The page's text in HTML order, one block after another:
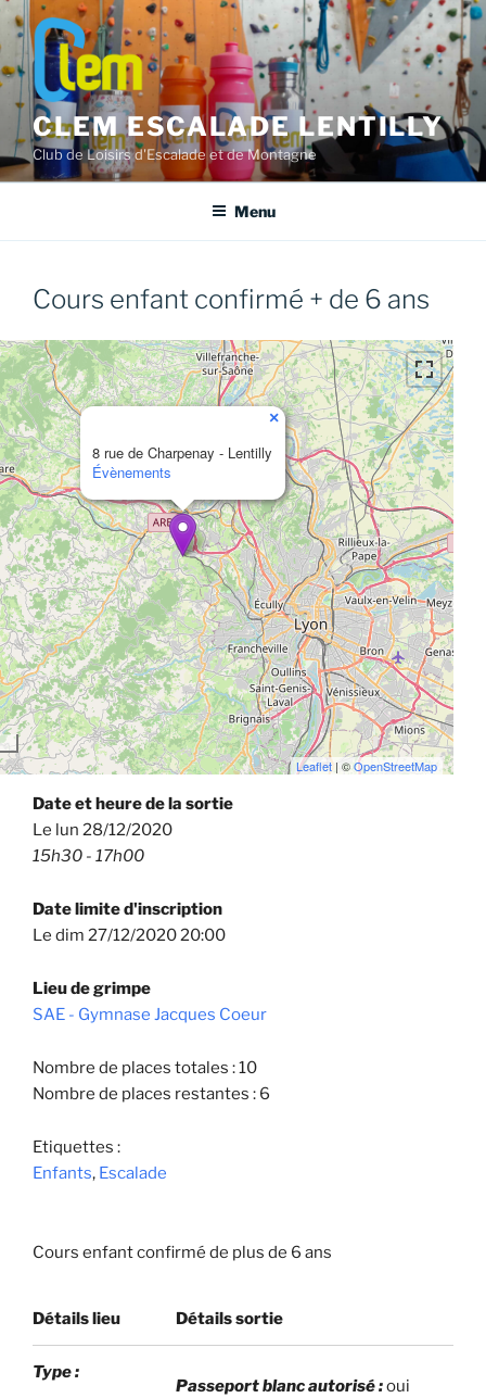
Aller
au
contenu
principal
CLEM ESCALADE LENTILLY
Club de Loisirs d'Escalade et de Montagne
Menu
Cours enfant confirmé + de 6 ans
8 rue de Charpenay - Lentilly
Évènements
×
Leaflet| ©OpenStreetMap
Date et heure de la sortie
Le lun 28/12/2020
15h30 - 17h00
Date limite d'inscription
Le dim 27/12/2020 20:00
Lieu de grimpe
SAE - Gymnase Jacques Coeur
Nombre de places totales : 10
Nombre de places restantes : 6
Etiquettes :
Enfants, Escalade
Cours enfant confirmé de plus de 6 ans
Détails lieu Détails sortie
Type :
Passeport blanc autorisé :oui